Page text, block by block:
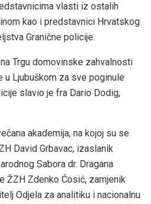
vlasti iz ostalih
kao i predstavnici Hrvatskog
Granične policije.
Trgu domovinske zahvalnosti
u Ljubuškom za sve poginule
slavio je fra Dario Dodig,
akademija, na kojoj su se
David Grbavac, izaslanik
Sabora dr. Dragana
ŽZH Zdenko Ćosić, zamjenik
Odjela za analitiku i nacionalnu